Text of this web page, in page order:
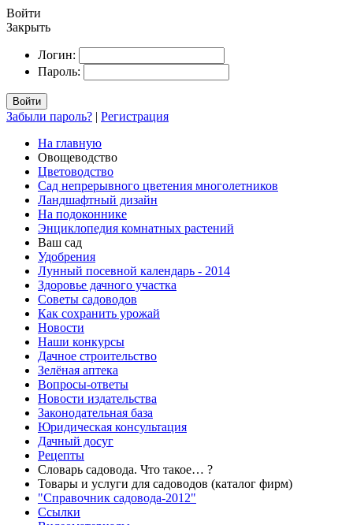
Войти
Закрыть
Логин:
Пароль:
Войти
Забыли пароль? | Регистрация
На главную
Овощеводство
Цветоводство
Сад непрерывного цветения многолетников
Ландшафтный дизайн
На подоконнике
Энциклопедия комнатных растений
Ваш сад
Удобрения
Лунный посевной календарь - 2014
Здоровье дачного участка
Советы садоводов
Как сохранить урожай
Новости
Наши конкурсы
Дачное строительство
Зелёная аптека
Вопросы-ответы
Новости издательства
Законодательная база
Юридическая консультация
Дачный досуг
Рецепты
Словарь садовода. Что такое… ?
Товары и услуги для садоводов (каталог фирм)
"Справочник садовода-2012"
Ссылки